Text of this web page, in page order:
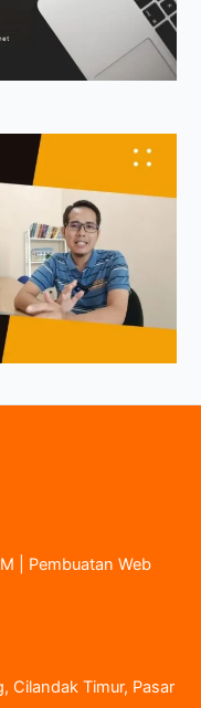
| Pembuatan Web
Cilandak Timur, Pasar